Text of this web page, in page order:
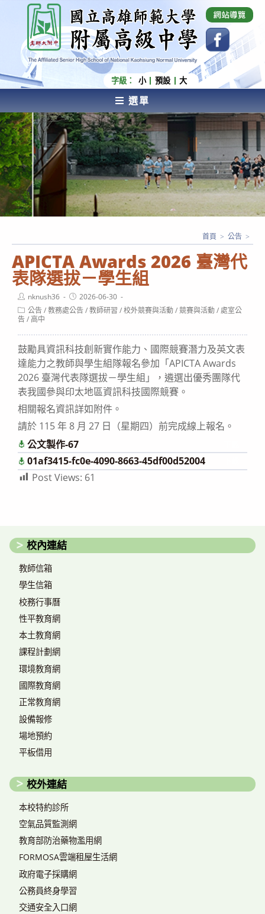
內
容
國立高雄師範大學附屬高級中學 Affiliated Senior
High School of National Kaohsiung Normal
University
字級： 小 預設 大
選單
AFFILIATED SENIOR HIGH SCHOOL OF NATIONAL
KAOHSIUNG NORMAL UNIVERSITY
APICTA Awards 2026 臺灣代
表隊選拔－學生組
首頁 > 公告 >
Post
author:
nknush36
Post
published:
2026-06-30
Post
category:
公告/教務處公告/教師研習 /校外競賽與活動/競賽與活動/處室公
告/高中
鼓勵具資訊科技創新實作能力、國際競賽潛力及英文表
達能力之教師與學生組隊報名參加「APICTA Awards
2026 臺灣代表隊選拔－學生組」，遴選出優秀團隊代
表我國參與印太地區資訊科技國際競賽。
相關報名資訊詳如附件。
請於 115 年 8 月 27 日（星期四）前完成線上報名。
公文製作-67
01af3415-fc0e-4090-8663-45df00d52004
Post Views: 61
校內連結
教師信箱
學生信箱
校務行事曆
性平教育網
本土教育網
課程計劃網
環境教育網
國際教育網
正常教育網
設備報修
場地預約
平板借用
校外連結
本校特約診所
空氣品質監測網
教育部防治藥物濫用網
FORMOSA雲端租屋生活網
政府電子採購網
公務員終身學習
交通安全入口網